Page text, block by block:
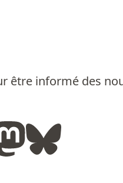
être informé des